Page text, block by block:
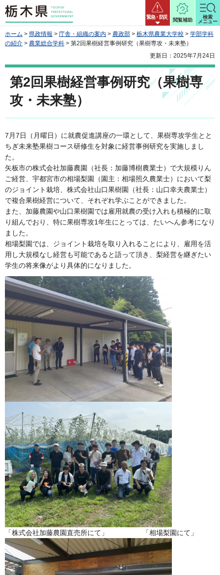
栃木県 緊急・防災
閲覧補助
検索
メニュー
ホーム > 県政情報 > 庁舎・組織の案内 > 農政部 > 栃木県農業大学校 > 学部学科
の紹介 > 農業総合学科 > 第2回果樹経営事例研究（果樹専攻・未来塾）
更新日：2025年7月24日
第2回果樹経営事例研究（果樹専
攻・未来塾）
7月7日（月曜日）に就農促進講座の一環として、果樹専攻学生とと
ちぎ未来塾果樹コース研修生を対象に経営事例研究を実施しまし
た。
矢板市の株式会社加藤農園（社長：加藤博樹農業士）で大規模りん
ご経営、宇都宮市の相場梨園（園主：相場照久農業士）において梨
のジョイント栽培、株式会社山口果樹園（社長：山口幸夫農業士）
で複合果樹経営について、それぞれ学ぶことができました。
また、加藤農園や山口果樹園では雇用就農の受け入れも積極的に取
り組んでおり、特に果樹専攻1年生にとっては、たいへん参考になり
ました。
相場梨園では、ジョイント栽培を取り入れることにより、雇用を活
用し大規模なし経営も可能であると語って頂き、梨経営を継ぎたい
学生の将来像がより具体的になりました。
「株式会社加藤農園直売所にて」 「相場梨園にて」